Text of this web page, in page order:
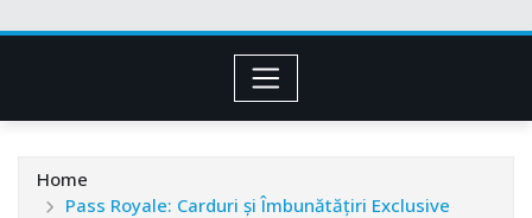
Home
Pass Royale: Carduri și Îmbunătățiri Exclusive